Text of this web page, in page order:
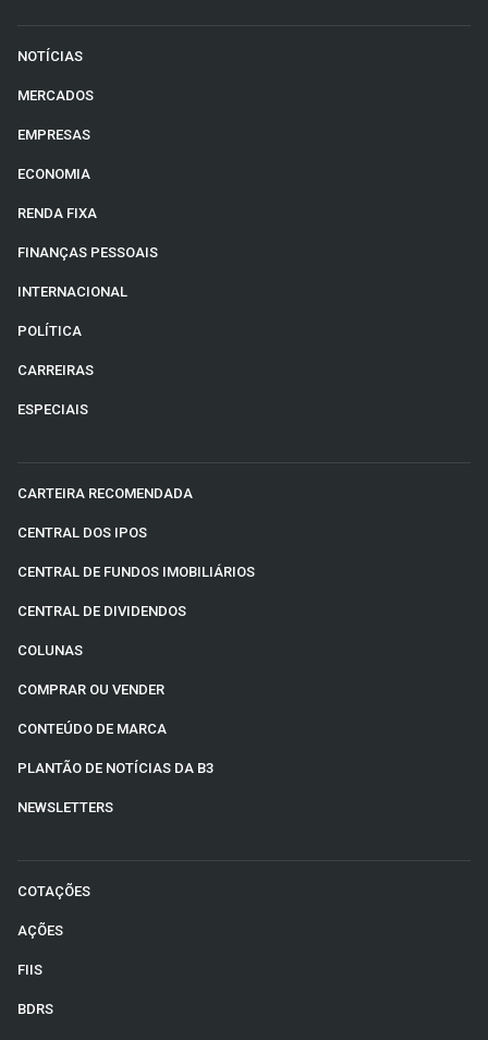
NOTÍCIAS
MERCADOS
EMPRESAS
ECONOMIA
RENDA FIXA
FINANÇAS PESSOAIS
INTERNACIONAL
POLÍTICA
CARREIRAS
ESPECIAIS
CARTEIRA RECOMENDADA
CENTRAL DOS IPOS
CENTRAL DE FUNDOS IMOBILIÁRIOS
CENTRAL DE DIVIDENDOS
COLUNAS
COMPRAR OU VENDER
CONTEÚDO DE MARCA
PLANTÃO DE NOTÍCIAS DA B3
NEWSLETTERS
COTAÇÕES
AÇÕES
FIIS
BDRS